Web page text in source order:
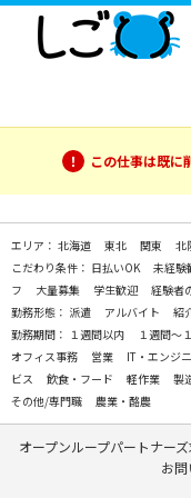
この仕事は既に
エリア： 北海道 東北 関東 北
こだわり条件： 日払いOK 未経験
フ
大量募集 学生歓迎
経験者
勤務形態： 派遣 アルバイト 紹
勤務期間： １週間以内 １週間～
オフィス事務
営業 IT・エンジ
ビス
飲食・フード 軽作業 製
その他/専門職
農業・酪農
オープンループパートナー
お